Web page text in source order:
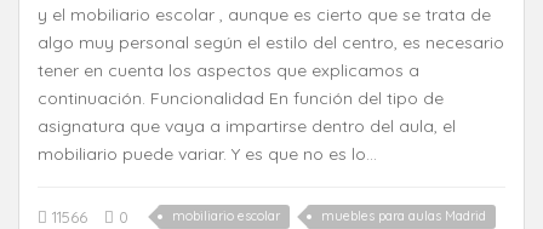
y el mobiliario escolar , aunque es cierto que se trata de
algo muy personal según el estilo del centro, es necesario
tener en cuenta los aspectos que explicamos a
continuación. Funcionalidad En función del tipo de
asignatura que vaya a impartirse dentro del aula, el
mobiliario puede variar. Y es que no es lo...
11566 0 mobiliario escolar
muebles para aulas Madrid